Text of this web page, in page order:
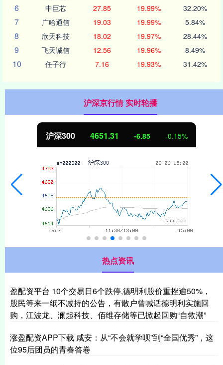
6 中巨芯 27.85 19.99% 32.20%
7 广哈通信 19.03 19.99% 5.84%
8 欣天科技 18.02 19.97% 28.44%
9 飞天诚信 12.56 19.96% 8.49%
10 任子行 7.16 19.93% 31.42%
沪深京行情 实时轮播
北证50 1122.88 3.42 0.30%
热点资讯
盈配资平台 10个交易日6个跌停,德明利股价重挫逾50%，
股民等来一纸不减持的公告，有散户曾喊话德明利实施回
购，江波龙、澜起科技、佰维存储等已掀起回购“自救潮”
涨盈配资APP下载 咸安：从“不会就学呗”到“全国优秀”，这
位95后团员的青春答卷